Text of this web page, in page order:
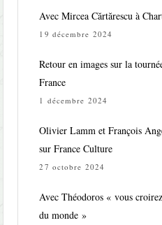
Avec Mircea Cărtărescu à
19 décembre 2024
Retour en images sur la
France
1 décembre 2024
Olivier Lamm et François
sur France Culture
27 octobre 2024
Avec Théodoros « vous
du monde »